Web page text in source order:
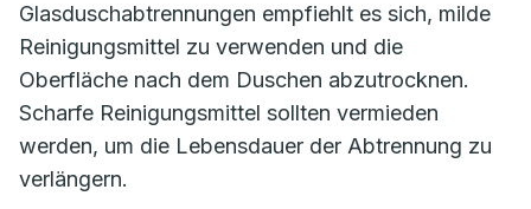
Glasduschabtrennungen empfiehlt es sich, milde
Reinigungsmittel zu verwenden und die
Oberfläche nach dem Duschen abzutrocknen.
Scharfe Reinigungsmittel sollten vermieden
werden, um die Lebensdauer der Abtrennung zu
verlängern.